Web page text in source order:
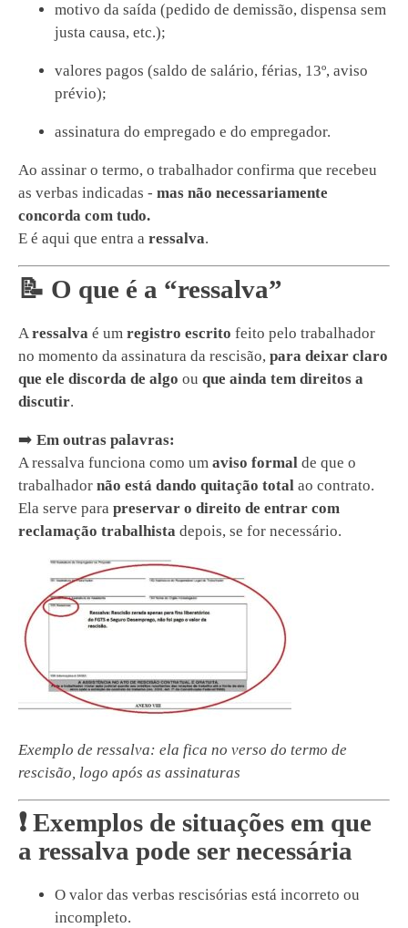
motivo da saída (pedido de demissão, dispensa sem
justa causa, etc.);
valores pagos (saldo de salário, férias, 13º, aviso
prévio);
assinatura do empregado e do empregador.
Ao assinar o termo, o trabalhador confirma que recebeu
as verbas indicadas - mas não necessariamente
concorda com tudo.
E é aqui que entra a ressalva.
📝 O que é a “ressalva”
Aressalva é um registro escrito feito pelo trabalhador
no momento da assinatura da rescisão, para deixar claro
que ele discorda de algo ou que ainda tem direitos a
discutir.
➡️ Em outras palavras:
A ressalva funciona como um aviso formal de que o
trabalhador não está dando quitação total ao contrato.
Ela serve para preservar o direito de entrar com
reclamação trabalhista depois, se for necessário.
Exemplo de ressalva: ela fica no verso do termo de
rescisão, logo após as assinaturas
❗ Exemplos de situações em que
a ressalva pode ser necessária
O valor das verbas rescisórias está incorreto ou
incompleto.